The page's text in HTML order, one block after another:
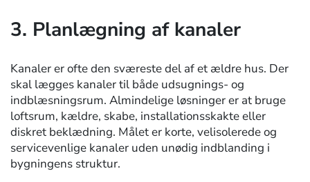
3. Planlægning af kanaler
Kanaler er ofte den sværeste del af et ældre hus. Der
skal lægges kanaler til både udsugnings- og
indblæsningsrum. Almindelige løsninger er at bruge
loftsrum, kældre, skabe, installationsskakte eller
diskret beklædning. Målet er korte, velisolerede og
servicevenlige kanaler uden unødig indblanding i
bygningens struktur.